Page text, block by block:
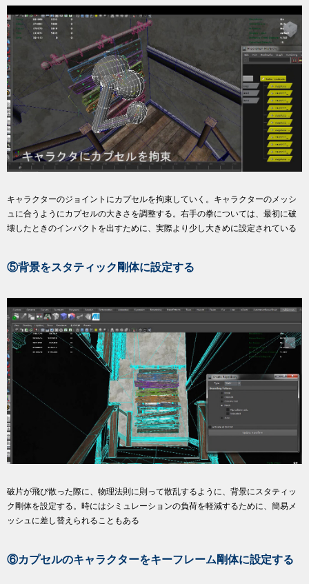
キャラクターのジョイントにカプセルを拘束していく。キャラクターのメッシ
ュに合うようにカプセルの大きさを調整する。右手の拳については、最初に破
壊したときのインパクトを出すために、実際より少し大きめに設定されている
⑤背景をスタティック剛体に設定する
破片が飛び散った際に、物理法則に則って散乱するように、背景にスタティッ
ク剛体を設定する。時にはシミュレーションの負荷を軽減するために、簡易メ
ッシュに差し替えられることもある
⑥カプセルのキャラクターをキーフレーム剛体に設定する